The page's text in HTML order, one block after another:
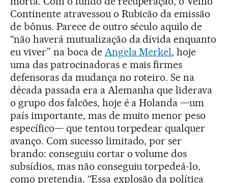
Continente atravessou o Rubicão da emissão
de bônus. Parece de outro século aquilo de
“não haverá mutualização da dívida enquanto
eu viver” na boca de Angela Merkel, hoje
uma das patrocinadoras e mais firmes
defensoras da mudança no roteiro. Se na
década passada era a Alemanha que liderava
o grupo dos falcões, hoje é a Holanda —um
país importante, mas de muito menor peso
específico— que tentou torpedear qualquer
avanço. Com sucesso limitado, por ser
brando: conseguiu cortar o volume dos
subsídios, mas não conseguiu torpedeá-lo,
como pretendia. “Essa explosão da política